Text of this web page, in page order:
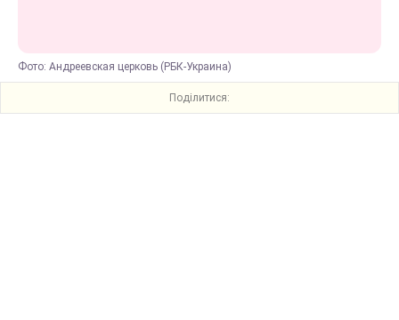
Фото: Андреевская церковь (РБК-Украина)
Поділитися: